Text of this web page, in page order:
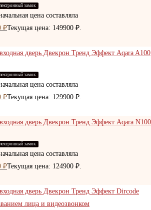
замок
цена составляла
₽Текущая цена: 149900 ₽.
замок
цена составляла
₽Текущая цена: 129900 ₽.
замок
цена составляла
₽Текущая цена: 124900 ₽.